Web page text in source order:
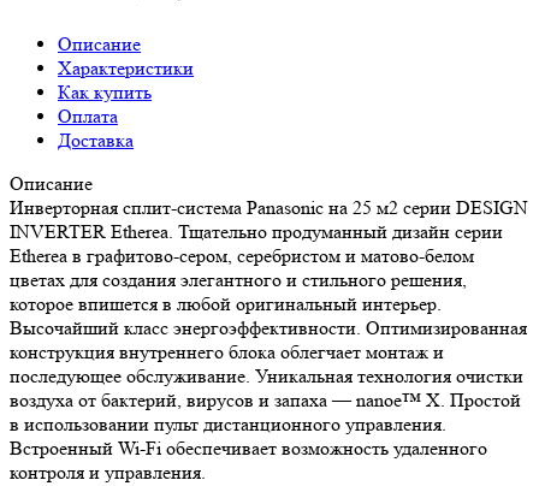
Описание
Характеристики
Как купить
Оплата
Доставка
Описание
Инверторная сплит-система Panasonic на 25 м2 серии DESIGN
INVERTER Etherea. Тщательно продуманный дизайн серии
Etherea в графитово-сером, серебристом и матово-белом
цветах для создания элегантного и стильного решения,
которое впишется в любой оригинальный интерьер.
Высочайший класс энергоэффективности. Оптимизированная
конструкция внутреннего блока облегчает монтаж и
последующее обслуживание. Уникальная технология очистки
воздуха от бактерий, вирусов и запаха — nanoe™ X. Простой
в использовании пульт дистанционного управления.
Встроенный Wi-Fi обеспечивает возможность удаленного
контроля и управления.